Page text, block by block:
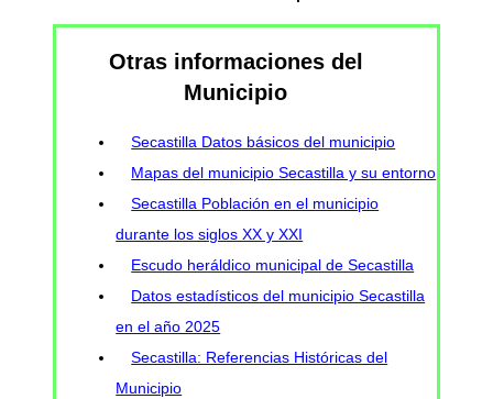
Otras informaciones del
Municipio
Secastilla Datos básicos del municipio
Mapas del municipio Secastilla y su entorno
Secastilla Población en el municipio
durante los siglos XX y XXI
Escudo heráldico municipal de Secastilla
Datos estadísticos del municipio Secastilla
en el año 2025
Secastilla: Referencias Históricas del
Municipio